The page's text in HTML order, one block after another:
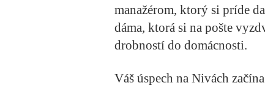
manažérom, ktorý si príde
dáma, ktorá si na pošte
drobností do domácnosti.
Váš úspech na Nivách